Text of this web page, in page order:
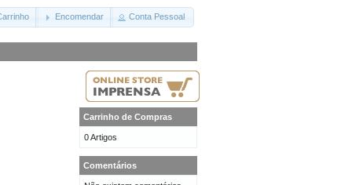
Encomendar Conta Pessoal
Carrinho de Compras
0 Artigos
Comentários